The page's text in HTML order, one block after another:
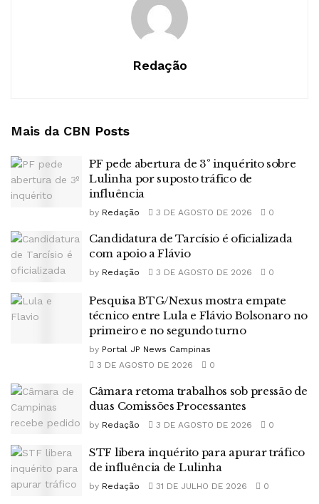
Redação
Mais da CBN Posts
PF pede abertura de 3º inquérito sobre
Lulinha por suposto tráfico de
influência
by Redação 3 DE AGOSTO DE 2026 0
Candidatura de Tarcísio é oficializada
com apoio a Flávio
by Redação 3 DE AGOSTO DE 2026 0
Pesquisa BTG/Nexus mostra empate
técnico entre Lula e Flávio Bolsonaro no
primeiro e no segundo turno
by Portal JP News Campinas
3 DE AGOSTO DE 2026
0
Câmara retoma trabalhos sob pressão de
duas Comissões Processantes
by Redação 3 DE AGOSTO DE 2026 0
STF libera inquérito para apurar tráfico
de influência de Lulinha
by Redação 31 DE JULHO DE 2026 0